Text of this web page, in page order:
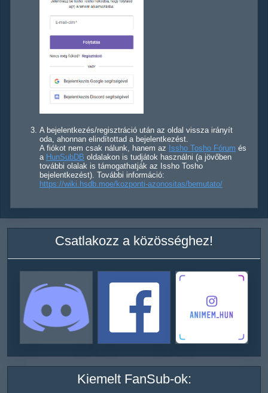
A bejelentkezés/regisztráció után az oldal vissza irányít
oda, ahonnan elindítottad a bejelentkezést.
A fiókot nem csak nálunk, hanem az Issho Tosho Fórum és
a HunSubDB oldalakon is tudjátok használni (a jövőben
további olalak is támogathatják az Issho Tosho
bejelentkezést). További információ:
https://wiki.hsdb.moe/kozponti-azonositas/bemutato/
Csatlakozz a közösséghez!
Kiemelt FanSub-ok: